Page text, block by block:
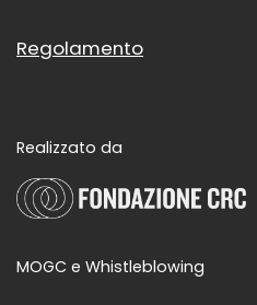
Regolamento
Realizzato da
MOGC e Whistleblowing